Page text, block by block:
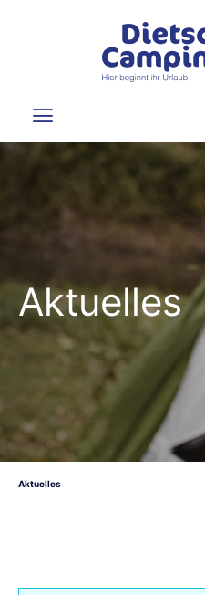
Aktuelles
Aktuelles